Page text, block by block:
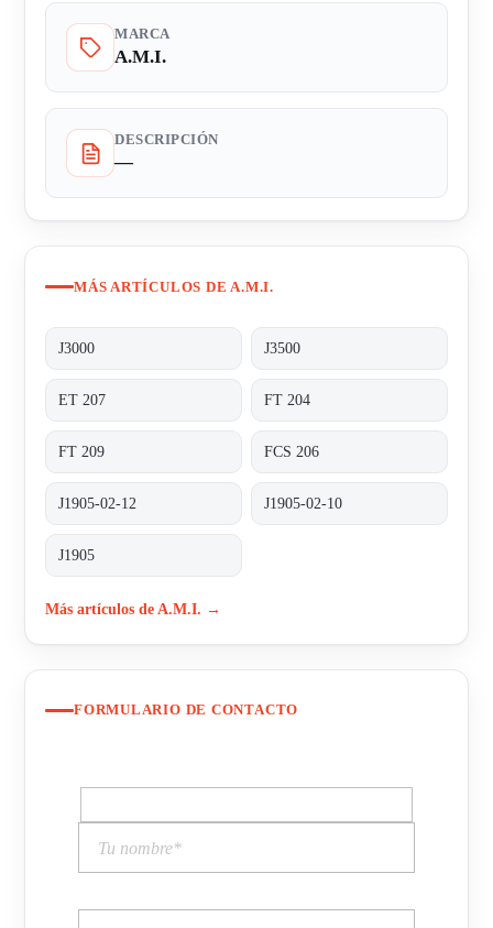
MARCA
A.M.I.
DESCRIPCIÓN
—
MÁS ARTÍCULOS DE A.M.I.
J3000 J3500
ET 207 FT 204
FT 209 FCS 206
J1905-02-12 J1905-02-10
J1905
Más artículos de A.M.I. →
FORMULARIO DE CONTACTO